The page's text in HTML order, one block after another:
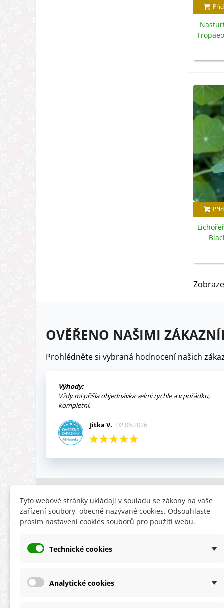
OVĚŘENO NAŠIMI
Prohlédněte si vybraná hodnocení našich
Výhody:
Vždy mi přišla objednávka velmi rychle a v pořádku,
kompletní.
Jitka V. 02.06.2026
INFORMACE
Obchodní podmínky
Ochrana osobních údajů
HLEDÁTE
Slevy
Nyní
Tyto webové stránky ukládají v souladu se zákony na vaše
zařízení soubory, obecně nazývané cookies. Odsouhlaste
prosím nastavení cookies souborů pro použití webu.
Technické cookies
Analytické cookies